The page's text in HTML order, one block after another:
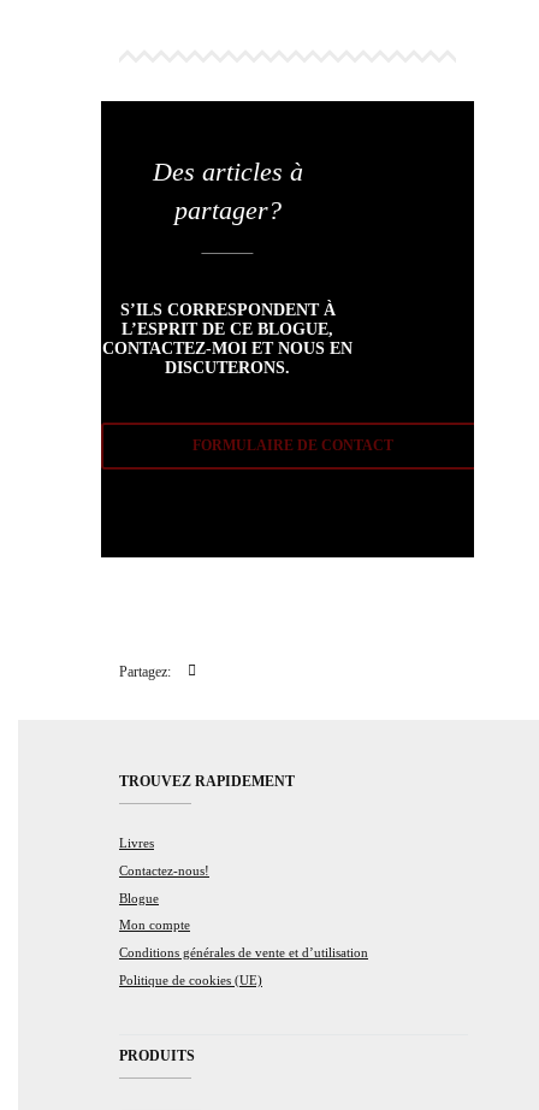
Des articles à
partager?
S’ILS CORRESPONDENT À
L’ESPRIT DE CE BLOGUE,
CONTACTEZ-MOI ET NOUS EN
DISCUTERONS.
FORMULAIRE DE CONTACT
Partagez:
TROUVEZ RAPIDEMENT
Livres
Contactez-nous!
Blogue
Mon compte
Conditions générales de vente et d’utilisation
Politique de cookies (UE)
PRODUITS